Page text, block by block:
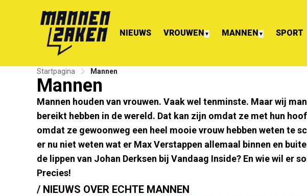
NIEUWS VROUWEN ▼ MANNEN ▼ SPORT
Startpagina Mannen
Mannen
Mannen houden van vrouwen. Vaak wel tenminste. Maar wij
bereikt hebben in de wereld. Dat kan zijn omdat ze met hun
omdat ze gewoonweg een heel mooie vrouw hebben weten te
er nu niet weten wat er Max Verstappen allemaal binnen en
de lippen van Johan Derksen bij Vandaag Inside? En wie wil er
Precies!
/ NIEUWS OVER ECHTE MANNEN